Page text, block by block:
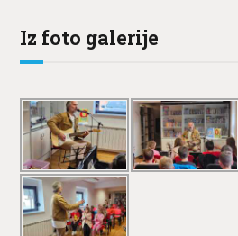
Iz foto galerije